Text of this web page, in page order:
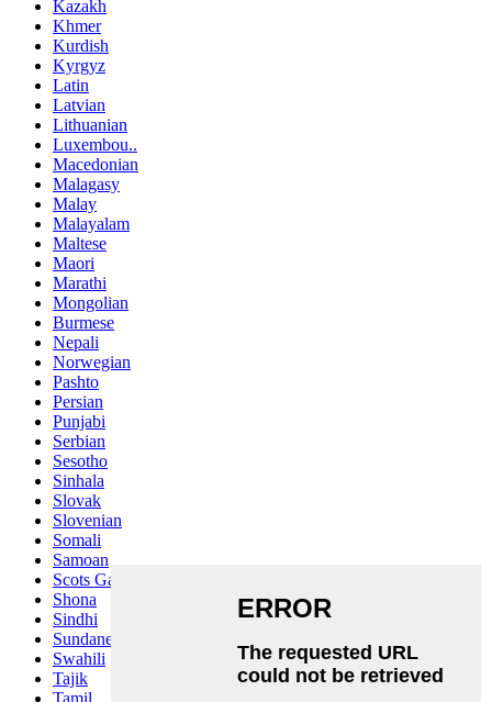
Kazakh
Khmer
Kurdish
Kyrgyz
Latin
Latvian
Lithuanian
Luxembou..
Macedonian
Malagasy
Malay
Malayalam
Maltese
Maori
Marathi
Mongolian
Burmese
Nepali
Norwegian
Pashto
Persian
Punjabi
Serbian
Sesotho
Sinhala
Slovak
Slovenian
Somali
Samoan
Scots Gaelic
Shona
Sindhi
Sundanese
Swahili
Tajik
Tamil